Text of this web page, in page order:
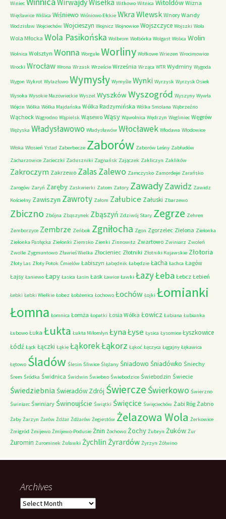
Winiec WirwajdyWisełka Witkowo Witnica Witoldów Wizna
Więcławice Wiślica Wiśniewo Wiśniowo Ełckie Wkra Wlewsk Wnory Wandy
Wodzisław Wojciechów Wojcieszyn Wojnicz Wojnowice Wojszczyce Wojszki Wola
Wola Młocka Wola Pasikońska Wolbrom Wolbórka Wolgast Wolica Wolin
Wolnica Wolsztyn Wonna Worgule Worliny Wołkowe Wriezen Wrocimowice
Wrocki Wrocław Wrona Wrzask Wrzeście Września Wrząca WTR Wydminy Wygoda
Wygon Wykrot Wylazłowo Wymysły Wymyśle Wynki Wyrzysk Wyrzysk Osiek
Wysoka Wysokie Mazowieckie Wyszel WyszkówWyszogród Wyszyny Wywła
Wójcin Wólka Wólka Majdańska Wólka Radzymińska Wólka Smolana Wąbrzeźno
Wąchock Wągrodno Wąpielsk Wąsewo Wąsy Wąwolnica Wędrzyn Węgliniec Węgrów
Wężyska Władysławowo Władysławów Włocławek Włodawa Włodowice
Włoka Włosień Ystad Zaberbecze Zaborów Zaborów Leśny Zabłudów
Zacharzowice Zacieczki Zaduszniki Zagnańsk Zajączek Zakliczyn Zaklików
Zakroczym Zakrzewo ZalasZalewo Zamczysko Zamordeje Zarańsko
Zarogów Zaryń Zaręby Zaskwierki Zatom Zatory ZawadyZawidz Zawidz
Kościelny Zawiszyn Zawroty Załom Załubice Załuski Zbarzewo
Zbiczno Zbójna Zbąszynek Zbąszyń Zdziwój Stary Zegrze Zehren
Zemborzyce Zembrze Zeńbok Zgniłocha Zgon Zgorzelec Zielona Zielonka
Zielonka Pasłęcka Zielonki Ziemsko Zienki Zinnowitz Zwartowo Zwiniarz Zwoleń
Zwolle Zygmuntowo Zławieś Wielka Złocieniec Złotniki Złotniki Kujawskie Złotoria
Złoty Las Złoty Potok Ćmielów Łabiszyn Łabędnik Łabędzie Łacha Łachca Łagów
Łajsy Łaniewo Łapy Łasica Łasin Łask Ławice Ławki ŁazyŁeba Łebcz Łebień
Łebki Łebki Wielkie Łobez Łobżenica Łochowo Łochów Łojki Łomianki
Łomna Łomnica Łomża Łopatki Łosia Wólka Łowicz Łubiana Łubianka
Łubowo Łuka Łukta Łukta Miłomłyn ŁynaŁyse Łysica Łysomice Łyszkowice
Łódź Łąck Łączki Łąkie ŁąkorekŁąkorz Łąkoć Łęczyca Łęgajny Łękawica
Łętowo Śladów Ślesin Śliwice Ślężany Śniadowo Śniadówko Śniechy
Śrem Śródka Świdnica Świdwin Świebno Świebodzice Świebodzin Świecie
Świedziebnia Świeradów Zdrój Świercze Świerkowo Świerzno
Świniarc Świniary Świnoujście Świątki Święcice Święciechów Żabi Róg Żabno
Żaby Żarzyn Żarów Żdżar Żdżarów Żegiestów Żelazowa Wola Żerkowice
Żmigród Żmijewo Żmijewo-Podusie Żnin Żochowo Żochy Żubryn Żuków Żur
Żuromin Żurominek Żuławki Żychlin Żyrardów Żyrzyn Żółwino
Archives
Archives